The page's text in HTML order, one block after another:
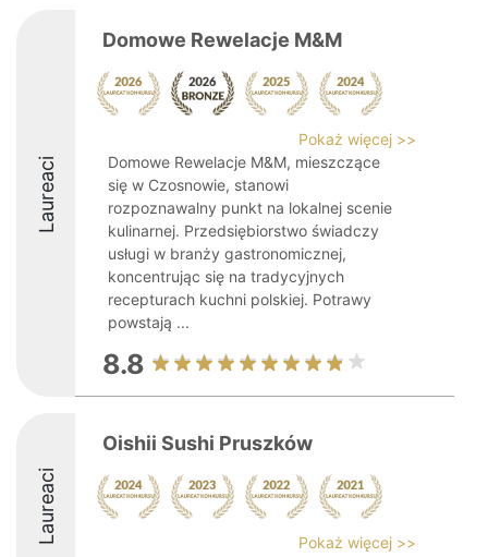
Laureaci
Domowe Rewelacje M&M
Pokaż więcej >>
Domowe Rewelacje M&M, mieszczące
się w Czosnowie, stanowi
rozpoznawalny punkt na lokalnej scenie
kulinarnej. Przedsiębiorstwo świadczy
usługi w branży gastronomicznej,
koncentrując się na tradycyjnych
recepturach kuchni polskiej. Potrawy
powstają ...
8.8
Laureaci
Oishii Sushi Pruszków
Pokaż więcej >>